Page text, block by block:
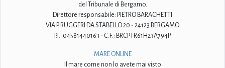
del Tribunale di Bergamo.
Direttore responsabile: PIETRO BARACHETTI
VIA P. RUGGERI DA STABELLO 20 - 24123 BERGAMO
P.I.: 04581440163 - C.F.: BRCPTR61H23A794P
MARE ONLINE
Il mare come non lo avete mai visto